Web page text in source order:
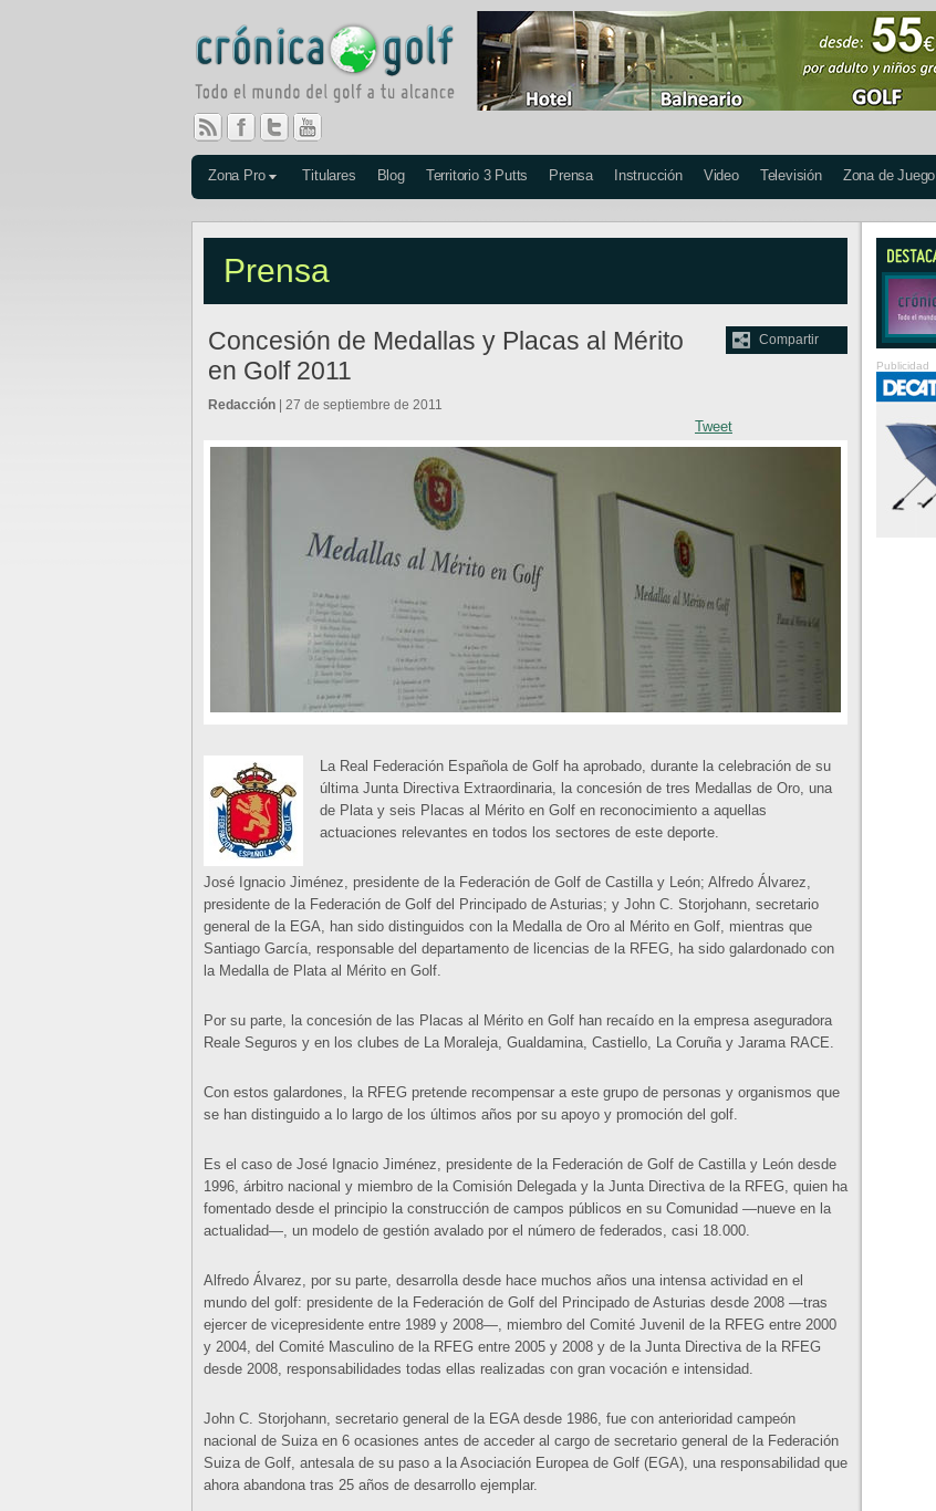
Zona Pro Titulares Blog Territorio 3 Putts Prensa Instrucción Video Televisión Zona de Juego
Prensa
Compartir
Concesión de Medallas y Placas al Mérito
en Golf 2011
Tweet
Redacción | 27 de septiembre de 2011
La Real Federación Española de Golf ha aprobado, durante la celebración de su
última Junta Directiva Extraordinaria, la concesión de tres Medallas de Oro, una
de Plata y seis Placas al Mérito en Golf en reconocimiento a aquellas
actuaciones relevantes en todos los sectores de este deporte.
José Ignacio Jiménez, presidente de la Federación de Golf de Castilla y León; Alfredo Álvarez,
presidente de la Federación de Golf del Principado de Asturias; y John C. Storjohann, secretario
general de la EGA, han sido distinguidos con la Medalla de Oro al Mérito en Golf, mientras que
Santiago García, responsable del departamento de licencias de la RFEG, ha sido galardonado con
la Medalla de Plata al Mérito en Golf.
Por su parte, la concesión de las Placas al Mérito en Golf han recaído en la empresa aseguradora
Reale Seguros y en los clubes de La Moraleja, Gualdamina, Castiello, La Coruña y Jarama RACE.
Con estos galardones, la RFEG pretende recompensar a este grupo de personas y organismos que
se han distinguido a lo largo de los últimos años por su apoyo y promoción del golf.
Es el caso de José Ignacio Jiménez, presidente de la Federación de Golf de Castilla y León desde
1996, árbitro nacional y miembro de la Comisión Delegada y la Junta Directiva de la RFEG, quien ha
fomentado desde el principio la construcción de campos públicos en su Comunidad —nueve en la
actualidad—, un modelo de gestión avalado por el número de federados, casi 18.000.
Alfredo Álvarez, por su parte, desarrolla desde hace muchos años una intensa actividad en el
mundo del golf: presidente de la Federación de Golf del Principado de Asturias desde 2008 —tras
ejercer de vicepresidente entre 1989 y 2008—, miembro del Comité Juvenil de la RFEG entre 2000
y 2004, del Comité Masculino de la RFEG entre 2005 y 2008 y de la Junta Directiva de la RFEG
desde 2008, responsabilidades todas ellas realizadas con gran vocación e intensidad.
John C. Storjohann, secretario general de la EGA desde 1986, fue con anterioridad campeón
nacional de Suiza en 6 ocasiones antes de acceder al cargo de secretario general de la Federación
Suiza de Golf, antesala de su paso a la Asociación Europea de Golf (EGA), una responsabilidad que
ahora abandona tras 25 años de desarrollo ejemplar.
Publicidad